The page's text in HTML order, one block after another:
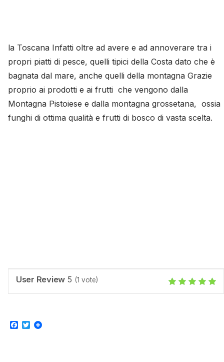
la Toscana Infatti oltre ad avere e ad annoverare tra i
propri piatti di pesce, quelli tipici della Costa dato che è
bagnata dal mare, anche quelli della montagna Grazie
proprio ai prodotti e ai frutti che vengono dalla
Montagna Pistoiese e dalla montagna grossetana, ossia
funghi di ottima qualità e frutti di bosco di vasta scelta.
User Review 5 (1 vote)
Facebook
Twitter